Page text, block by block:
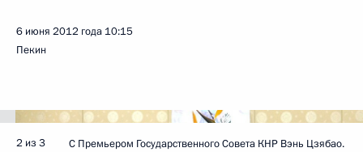
6 июня 2012 года 10:15
Пекин
2 из 3 С Премьером Государственного Совета КНР Вэнь Цзябао.